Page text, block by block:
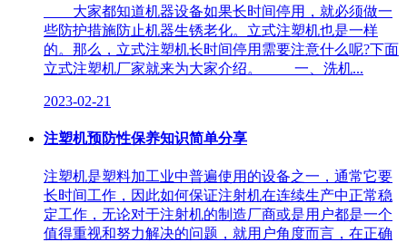
大家都知道机器设备如果长时间停用，就必须做一
些防护措施防止机器生锈老化。立式注塑机也是一样
的。那么，立式注塑机长时间停用需要注意什么呢?下面
立式注塑机厂家就来为大家介绍。 一、洗机...
2023-02-21
注塑机预防性保养知识简单分享
注塑机是塑料加工业中普遍使用的设备之一，通常它要
长时间工作，因此如何保证注射机在连续生产中正常稳
定工作，无论对于注射机的制造厂商或是用户都是一个
值得重视和努力解决的问题，就用户角度而言，在正确